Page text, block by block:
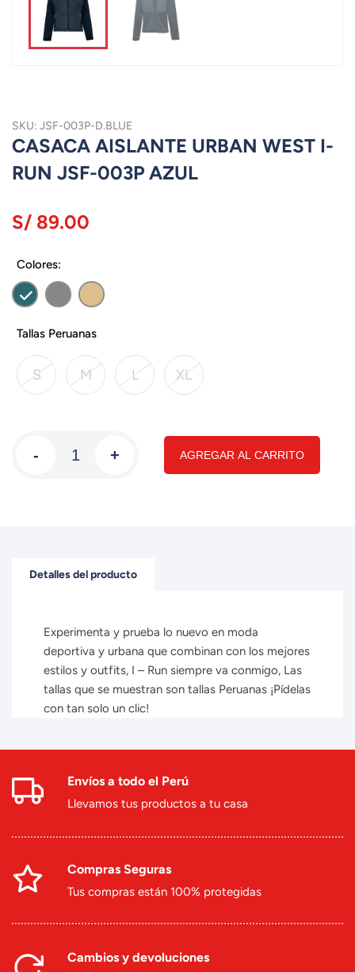
SKU: JSF-003P-D.BLUE
CASACA AISLANTE URBAN WEST I-
RUN JSF-003P AZUL
S/ 89.00
Colores:
Tallas Peruanas
S M L XL
- + AGREGAR AL CARRITO
Detalles del producto
Experimenta y prueba lo nuevo en moda
deportiva y urbana que combinan con los mejores
estilos y outfits, I – Run siempre va conmigo, Las
tallas que se muestran son tallas Peruanas ¡Pídelas
con tan solo un clic!
Envíos a todo el Perú
Llevamos tus productos a tu casa
Compras Seguras
Tus compras están 100% protegidas
Cambios y devoluciones